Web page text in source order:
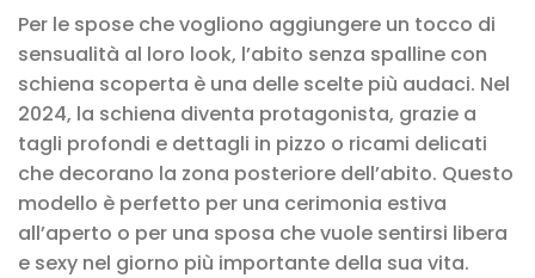
Per le spose che vogliono aggiungere un tocco di
sensualità al loro look, l’abito senza spalline con
schiena scoperta è una delle scelte più audaci. Nel
2024, la schiena diventa protagonista, grazie a
tagli profondi e dettagli in pizzo o ricami delicati
che decorano la zona posteriore dell’abito. Questo
modello è perfetto per una cerimonia estiva
all’aperto o per una sposa che vuole sentirsi libera
e sexy nel giorno più importante della sua vita.